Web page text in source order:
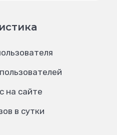
на сайте
в сутки